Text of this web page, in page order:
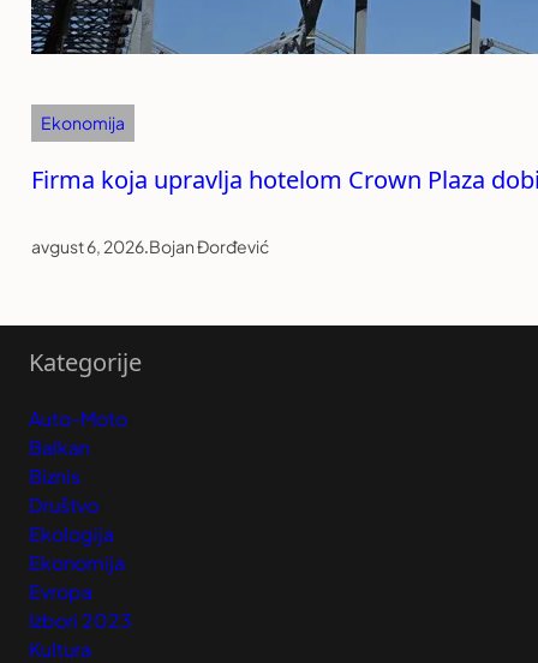
Ekonomija
Firma koja upravlja hotelom Crown Plaza
avgust 6, 2026.Bojan Đorđević
Kategorije
Auto-Moto
Balkan
Biznis
Društvo
Ekologija
Ekonomija
Evropa
Izbori 2023
Kultura